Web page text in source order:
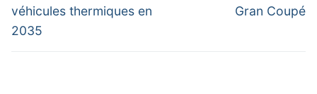
véhicules thermiques en
2035
Gran Coupé